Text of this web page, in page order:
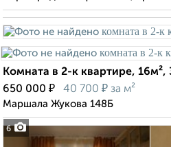
6
Комната в 2-к квартире, 16м²,
650 000 ₽ 40 700 ₽ за м²
Маршала Жукова 148Б